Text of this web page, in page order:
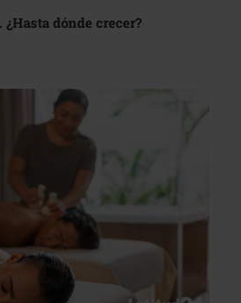
dónde crecer?